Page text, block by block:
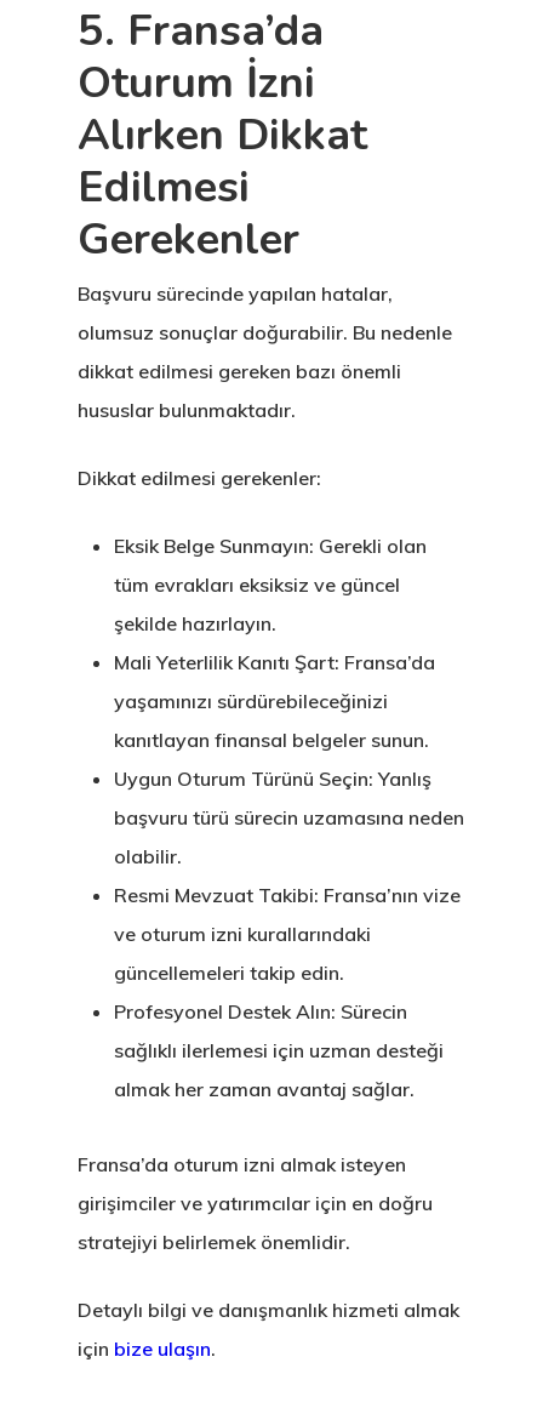
5. Fransa’da
Oturum İzni
Alırken Dikkat
Edilmesi
Gerekenler
Başvuru sürecinde yapılan hatalar,
olumsuz sonuçlar doğurabilir. Bu nedenle
dikkat edilmesi gereken bazı önemli
hususlar bulunmaktadır.
Dikkat edilmesi gerekenler:
Eksik Belge Sunmayın: Gerekli olan
tüm evrakları eksiksiz ve güncel
şekilde hazırlayın.
Mali Yeterlilik Kanıtı Şart: Fransa’da
yaşamınızı sürdürebileceğinizi
kanıtlayan finansal belgeler sunun.
Uygun Oturum Türünü Seçin: Yanlış
başvuru türü sürecin uzamasına neden
olabilir.
Resmi Mevzuat Takibi: Fransa’nın vize
ve oturum izni kurallarındaki
güncellemeleri takip edin.
Profesyonel Destek Alın: Sürecin
sağlıklı ilerlemesi için uzman desteği
almak her zaman avantaj sağlar.
Fransa’da oturum izni almak isteyen
girişimciler ve yatırımcılar için en doğru
stratejiyi belirlemek önemlidir.
Detaylı bilgi ve danışmanlık hizmeti almak
için bize ulaşın.
GDPR
İletişim
Letonya
Letonya
Veri Politikası
Yunanistan
Gayrimenkul
Golden Visa